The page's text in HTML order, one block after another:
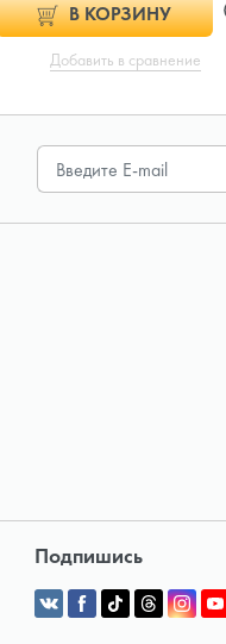
В КОРЗИНУ
Добавить в сравнение
Подпишись